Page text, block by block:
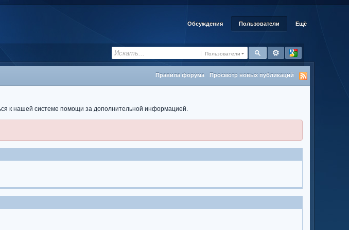
Обсуждения Пользователи Ещё
Пользователи
Правила форума Просмотр новых публикаций
к нашей системе помощи за дополнительной информацией.